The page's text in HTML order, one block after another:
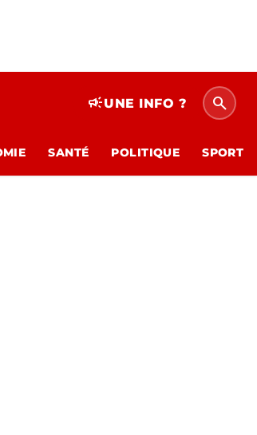
campaignUNE INFO ? search
SANTÉ POLITIQUE SPORT